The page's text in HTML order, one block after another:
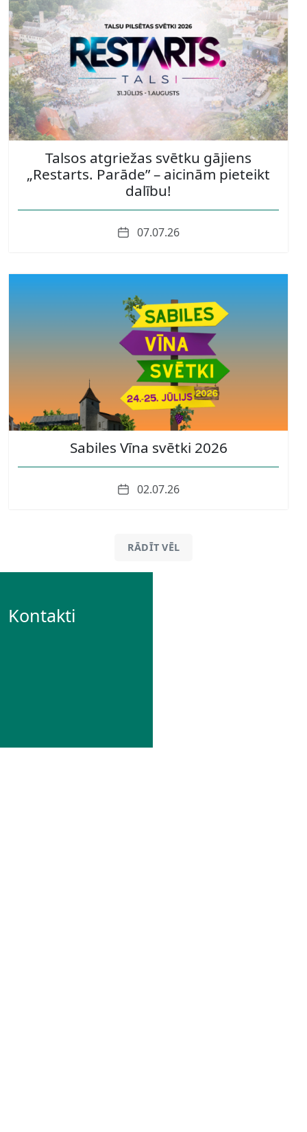
Talsos atgriežas svētku gājiens
„Restarts. Parāde” – aicinām pieteikt
dalību!
Date07.07.26
Sabiles Vīna svētki 2026
Date02.07.26
RĀDĪT VĒL
Kontakti